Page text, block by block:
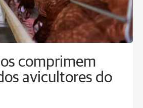
comprimem
avicultores do